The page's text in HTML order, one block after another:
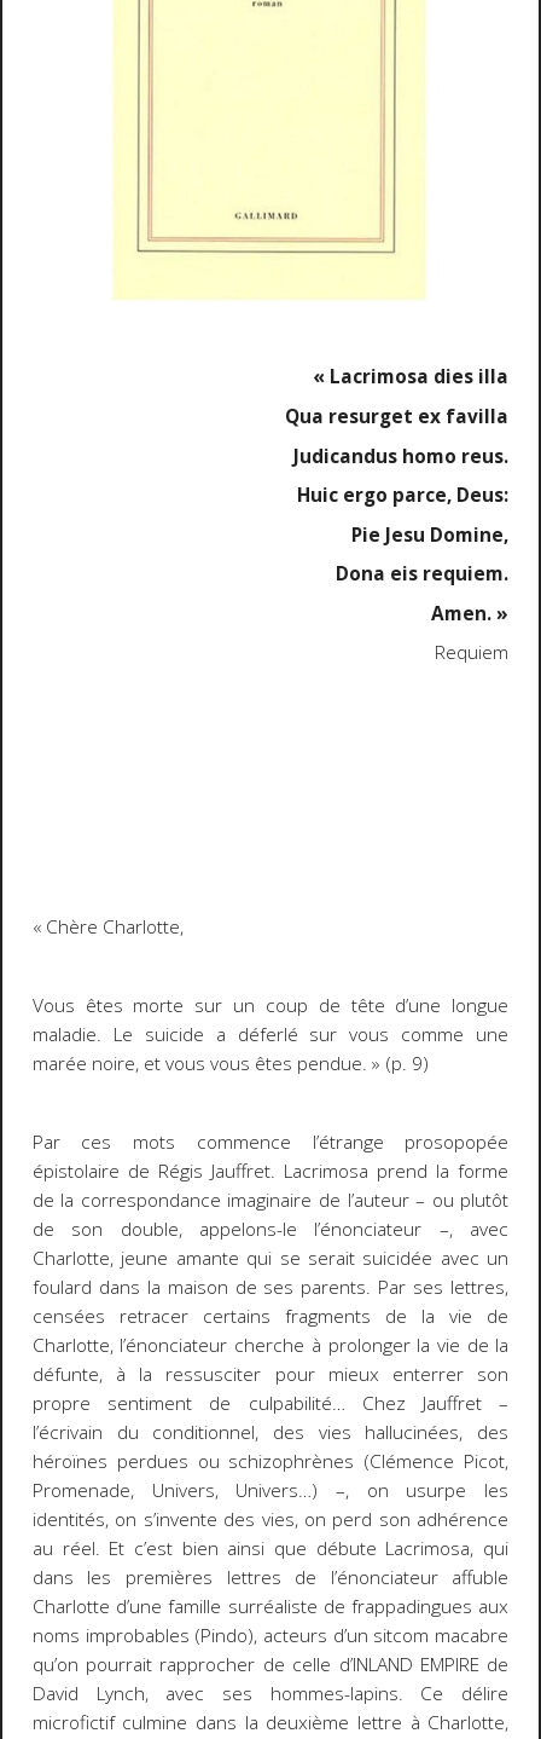
« Lacrimosa dies illa
Qua resurget ex favilla
Judicandus homo reus.
Huic ergo parce, Deus:
Pie Jesu Domine,
Dona eis requiem.
Amen. »
Requiem
« Chère Charlotte,
Vous êtes morte sur un coup de tête d’une longue
maladie. Le suicide a déferlé sur vous comme une
marée noire, et vous vous êtes pendue. » (p. 9)
Par ces mots commence l’étrange prosopopée
épistolaire de Régis Jauffret. Lacrimosa prend la forme
de la correspondance imaginaire de l’auteur – ou plutôt
de son double, appelons-le l’énonciateur –, avec
Charlotte, jeune amante qui se serait suicidée avec un
foulard dans la maison de ses parents. Par ses lettres,
censées retracer certains fragments de la vie de
Charlotte, l’énonciateur cherche à prolonger la vie de la
défunte, à la ressusciter pour mieux enterrer son
propre sentiment de culpabilité… Chez Jauffret –
l’écrivain du conditionnel, des vies hallucinées, des
héroïnes perdues ou schizophrènes (Clémence Picot,
Promenade, Univers, Univers…) –, on usurpe les
identités, on s’invente des vies, on perd son adhérence
au réel. Et c’est bien ainsi que débute Lacrimosa, qui
dans les premières lettres de l’énonciateur affuble
Charlotte d’une famille surréaliste de frappadingues aux
noms improbables (Pindo), acteurs d’un sitcom macabre
qu’on pourrait rapprocher de celle d’INLAND EMPIRE de
David Lynch, avec ses hommes-lapins. Ce délire
microfictif culmine dans la deuxième lettre à Charlotte,